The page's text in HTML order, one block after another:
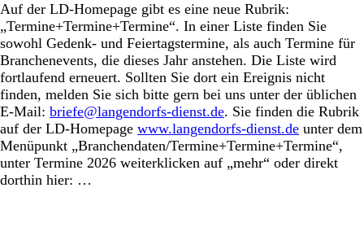
Auf der LD-Homepage gibt es eine neue Rubrik:
„Termine+Termine+Termine“. In einer Liste finden Sie
sowohl Gedenk- und Feiertagstermine, als auch Termine für
Branchenevents, die dieses Jahr anstehen. Die Liste wird
fortlaufend erneuert. Sollten Sie dort ein Ereignis nicht
finden, melden Sie sich bitte gern bei uns unter der üblichen
E-Mail: briefe@langendorfs-dienst.de. Sie finden die Rubrik
auf der LD-Homepage www.langendorfs-dienst.de unter dem
Menüpunkt „Branchendaten/Termine+Termine+Termine“,
unter Termine 2026 weiterklicken auf „mehr“ oder direkt
dorthin hier: …